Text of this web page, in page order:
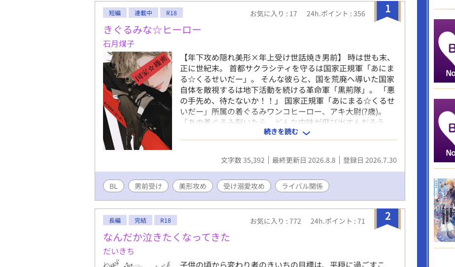
1
短編 連載中 R18 お気に入り : 17 24h.ポイント : 356
きぐるみな☆ヒーロー
石月煤子
【年下攻め隠れ美形×年上受け世話焼き男前】 時は世も末、
正に世紀末。 首都サクラシティを守るは国家正規軍「あにま
る☆くるせいだー」。 そんな彼らと、国を荒廃へ導いた国家
自体を敵視するは地下活動を続ける革命軍「黒荊隊」。 「悪
の手先め、待たないか！！」 国家正規軍「あにまる☆くるせ
いだー」所属の着ぐるみワンコヒーロー、アキ大尉(?歳)。
「あの着ぐるみ裂いたら、どんな中味が飛び出すんだろう
な」 革命軍「黒荊隊」副隊長、桐島(31歳)。 「まさかおじょ
ーさんが中身だったとはな」 「……お嬢さん？ 僕は……お
嬢さんじゃない、男だ……」 「お前、着ぐるみ脱ぐと性格変
わるのか？」 敵対関係にあるハズな二人のドタバタはちゃめ
ッッ🫸🫷様(pixiv:ID 27421583)▲ ---------------- 電子書籍とし
てコミカライズされた作品ですが、先方の電子コミック撤退
により全ての取扱い電子書店で配信停止、および契約解除と
続きを読む
文字数 35,392 最終更新日 2026.8.8 登録日 2026.7.30
BL 男前受け 美形攻め 受け溺愛攻め ライバル関係
2
長編 完結 R18 お気に入り : 772 24h.ポイント : 71
なんだか泣きたくなってきた
だいきち
子供の頃から変わり者のきいちの目標は、平穏に過ごすこ